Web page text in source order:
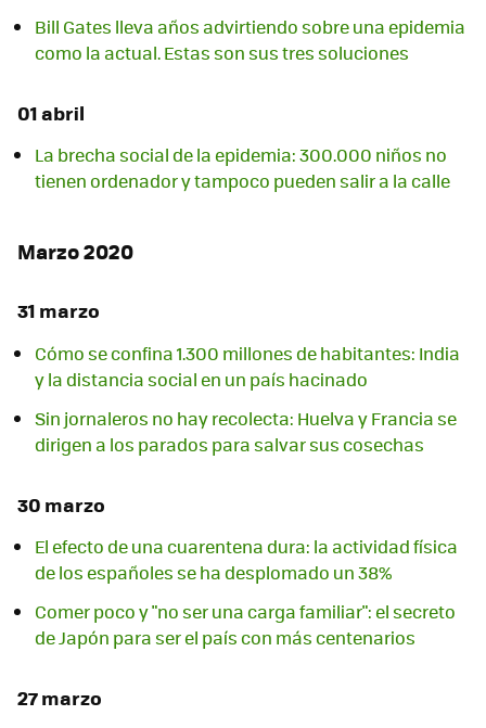
Bill Gates lleva años advirtiendo sobre una epidemia
como la actual. Estas son sus tres soluciones
01 abril
La brecha social de la epidemia: 300.000 niños no
tienen ordenador y tampoco pueden salir a la calle
Marzo 2020
31 marzo
Cómo se confina 1.300 millones de habitantes: India
y la distancia social en un país hacinado
Sin jornaleros no hay recolecta: Huelva y Francia se
dirigen a los parados para salvar sus cosechas
30 marzo
El efecto de una cuarentena dura: la actividad física
de los españoles se ha desplomado un 38%
Comer poco y "no ser una carga familiar": el secreto
de Japón para ser el país con más centenarios
27 marzo